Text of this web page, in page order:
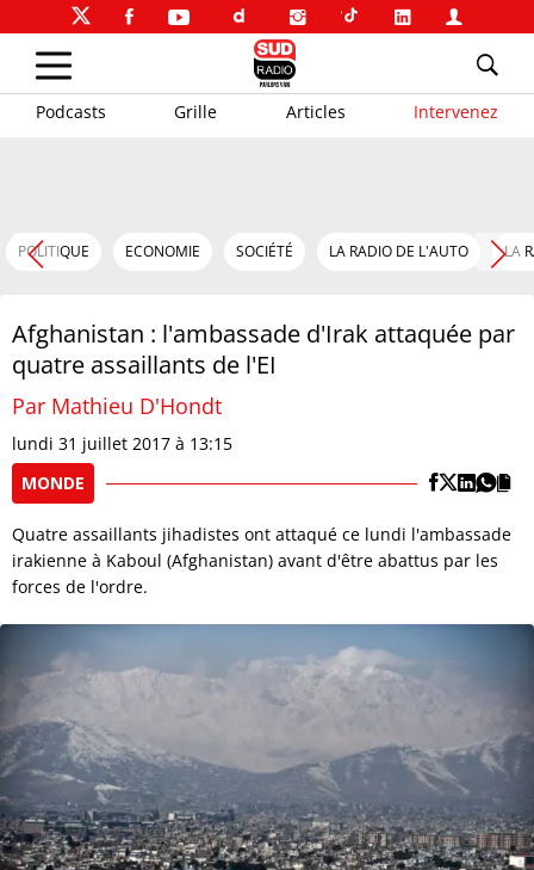
Podcasts Grille Articles Intervenez
POLITIQUE ECONOMIE SOCIÉTÉ LA RADIO DE L'AUTO LA
Afghanistan : l'ambassade d'Irak attaquée par
quatre assaillants de l'EI
Par Mathieu D'Hondt
lundi 31 juillet 2017 à 13:15
MONDE
Quatre assaillants jihadistes ont attaqué ce lundi l'ambassade
irakienne à Kaboul (Afghanistan) avant d'être abattus par les
forces de l'ordre.